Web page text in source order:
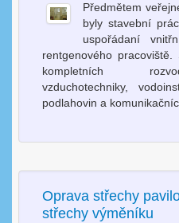
Předmětem
byly stavební
uspořádaní
rentgenového
kompletních
vzduchotechniky,
podlahovin a
Oprava střechy
střechy výměníku